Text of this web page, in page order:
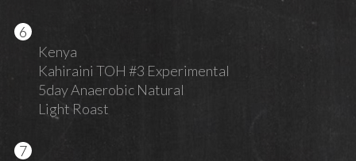
Kenya
Kahiraini TOH #3 Experimental
5day Anaerobic Natural
Light Roast